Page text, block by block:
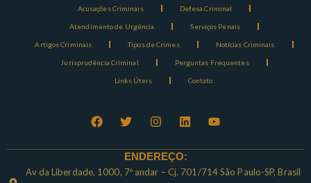
Acusações Criminais Defesa Criminal
Atendimento de Urgência Serviços Penais
Artigos Criminais Tipos de Crimes Notícias Criminais
Jurisprudência Criminal Perguntas Frequentes
Links Úteis Contato
ENDEREÇO:
Av da Liberdade, 1000, 7º andar – Cj. 701/714 São Paulo-SP, Brasil